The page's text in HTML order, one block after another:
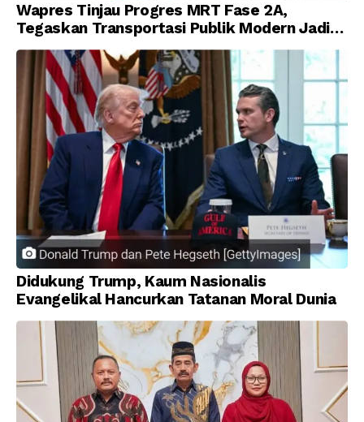
Wapres Tinjau Progres MRT Fase 2A,
Tegaskan Transportasi Publik Modern Jadi
Prioritas Nasional
Didukung Trump, Kaum Nasionalis
Evangelikal Hancurkan Tatanan Moral Dunia